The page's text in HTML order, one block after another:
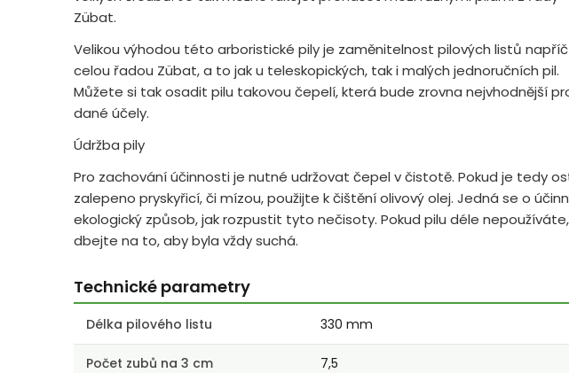
Zübat.
Velikou výhodou této arboristické pily je zaměnitelnost pilových listů napříč
celou řadou Zübat, a to jak u teleskopických, tak i malých jednoručních pil.
Můžete si tak osadit pilu takovou čepelí, která bude zrovna nejvhodnější
dané účely.
Údržba pily
Pro zachování účinnosti je nutné udržovat čepel v čistotě. Pokud je tedy
zalepeno pryskyřicí, či mízou, použijte k čištění olivový olej. Jedná se o
ekologický způsob, jak rozpustit tyto nečisoty. Pokud pilu déle nepoužíváte,
dbejte na to, aby byla vždy suchá.
Technické parametry
Délka pilového listu 330 mm
Počet zubů na 3 cm 7,5